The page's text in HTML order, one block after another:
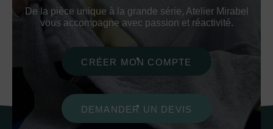
De la pièce unique à la grande série, Atelier Mirabel
vous accompagne avec passion et réactivité.
CRÉER MON COMPTE
DEMANDER UN DEVIS